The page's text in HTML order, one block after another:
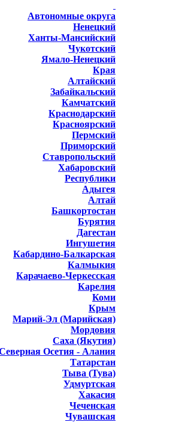
Автономные округа
Ненецкий
Ханты-Мансийский
Чукотский
Ямало-Ненецкий
Края
Алтайский
Забайкальский
Камчатский
Краснодарский
Красноярский
Пермский
Приморский
Ставропольский
Хабаровский
Республики
Адыгея
Алтай
Башкортостан
Бурятия
Дагестан
Ингушетия
Кабардино-Балкарская
Калмыкия
Карачаево-Черкесская
Карелия
Коми
Крым
Марий-Эл (Марийская)
Мордовия
Саха (Якутия)
Осетия - Алания
Татарстан
Тыва (Тува)
Удмуртская
Хакасия
Чеченская
Чувашская